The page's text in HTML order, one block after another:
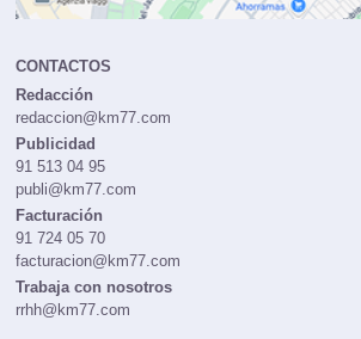
CONTACTOS
Redacción
redaccion@km77.com
Publicidad
91 513 04 95
publi@km77.com
Facturación
91 724 05 70
facturacion@km77.com
Trabaja con nosotros
rrhh@km77.com